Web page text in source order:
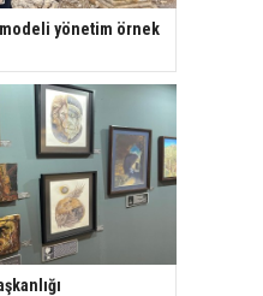
yönetim örnek